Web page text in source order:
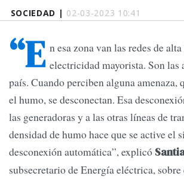
SOCIEDAD | 02-03-2023 10:41
“E n esa zona van las redes de
electricidad mayorista. Son las
país. Cuando perciben alguna amenaza,
el humo, se desconectan. Esa
las generadoras y a las otras líneas de
densidad de humo hace que se active el
desconexión automática”, explicó
subsecretario de Energía eléctrica,